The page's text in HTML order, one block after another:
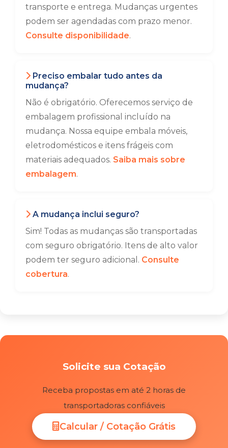
transporte e entrega. Mudanças urgentes
podem ser agendadas com prazo menor.
Consulte disponibilidade.
Preciso embalar tudo antes da
mudança?
Não é obrigatório. Oferecemos serviço de
embalagem profissional incluído na
mudança. Nossa equipe embala móveis,
eletrodomésticos e itens frágeis com
materiais adequados. Saiba mais sobre
embalagem.
A mudança inclui seguro?
Sim! Todas as mudanças são transportadas
com seguro obrigatório. Itens de alto valor
podem ter seguro adicional. Consulte
cobertura.
Solicite sua Cotação
Receba propostas em até 2 horas de
transportadoras confiáveis
Calcular / Cotação Grátis